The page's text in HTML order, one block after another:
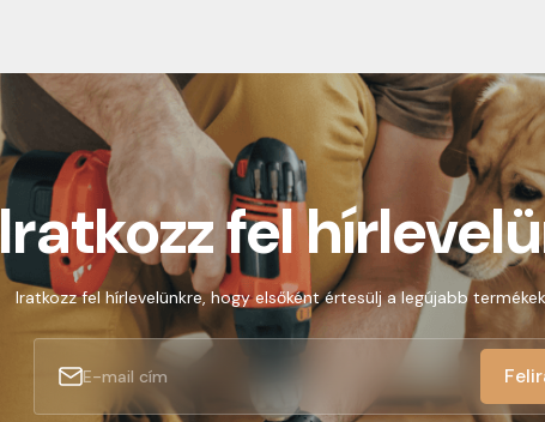
Iratkozz fel
Iratkozz fel hírlevelünkre, hogy elsőként értesülj a legújabb